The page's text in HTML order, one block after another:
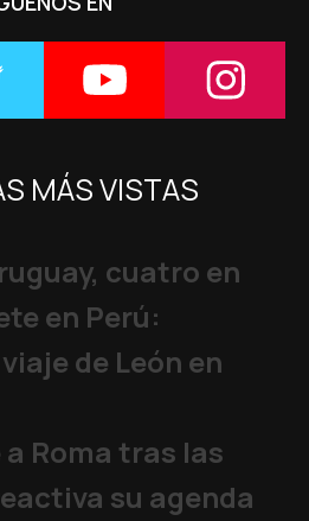
MÁS VISTAS
cuatro en
en Perú:
de León en
a Roma tras las
su agenda